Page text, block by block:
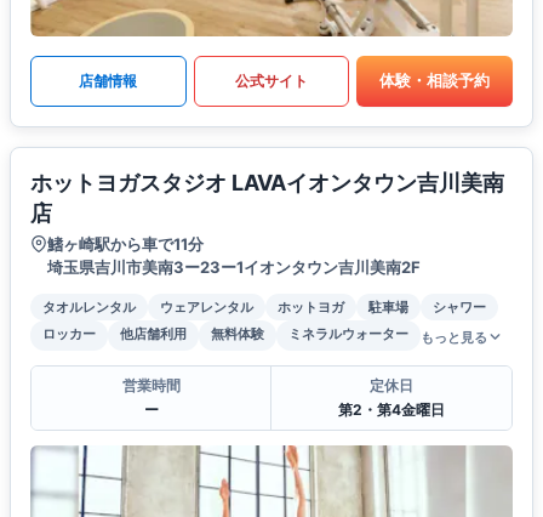
店舗情報 公式サイト 体験・相談予約
ホットヨガスタジオ LAVAイオンタウン吉川美南
店
鰭ヶ崎駅から車で11分
埼玉県吉川市美南3ー23ー1イオンタウン吉川美南2F
タオルレンタル ウェアレンタル ホットヨガ 駐車場
シャワー
ロッカー
他店舗利用 無料体験 ミネラルウォーター もっと見る
営業時間
ー
定休日
第2・第4金曜日